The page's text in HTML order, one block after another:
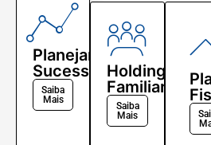
Planejamento
Sucessório
Saiba
Mais
Holding
Familiar
Saiba
Mais